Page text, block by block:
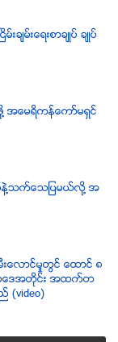
းခ်မ္းေရးစာခ်ဳပ္ ခ်ဳပ္
႔ အေမရိကန္ေကာ္မရွင္
႔သက္ေသျပမယ္လုိ႔ အ
လာင္မႈတြင္ ေထာင္ ၈
ပေဒအတိုင္း အထက္တ